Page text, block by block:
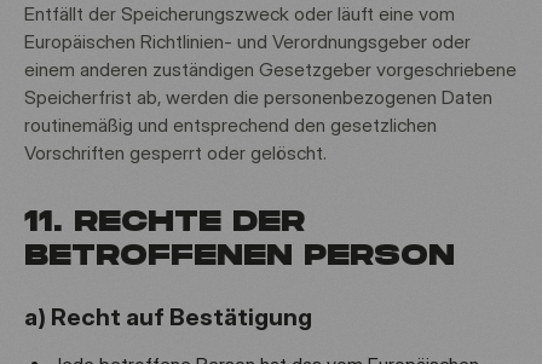
Entfällt der Speicherungszweck oder läuft eine vom
Europäischen Richtlinien- und Verordnungsgeber oder
einem anderen zuständigen Gesetzgeber vorgeschriebene
Speicherfrist ab, werden die personenbezogenen Daten
routinemäßig und entsprechend den gesetzlichen
Vorschriften gesperrt oder gelöscht.
11. RECHTE DER
BETROFFENEN PERSON
a) Recht auf Bestätigung